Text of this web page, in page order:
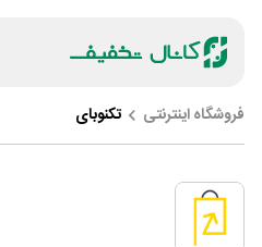
فروشگاه اینترنتی تکنوبای